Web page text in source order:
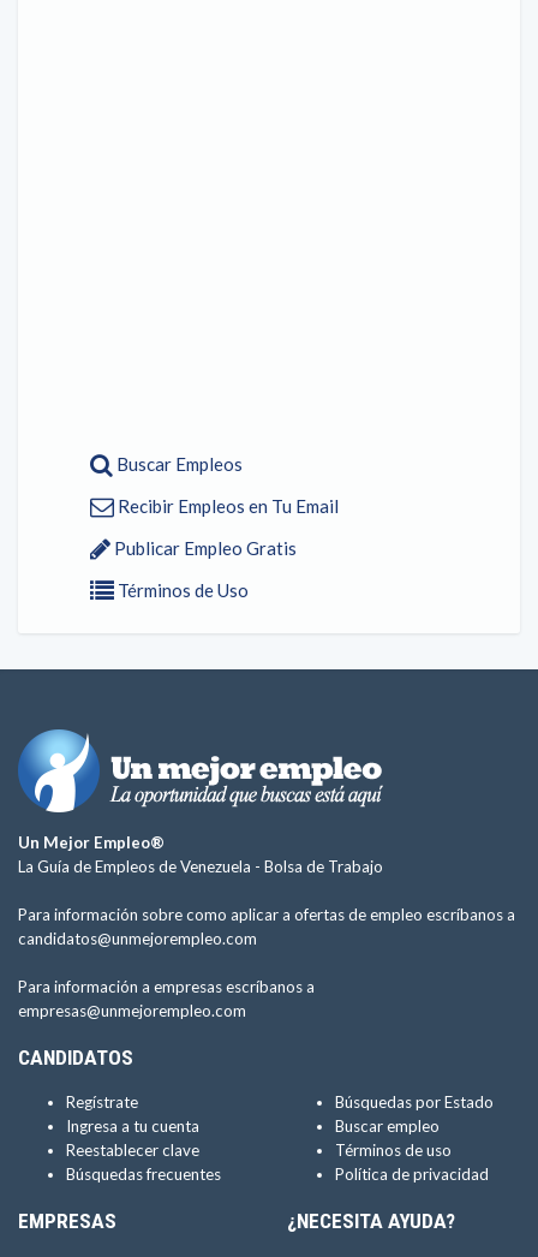
Buscar Empleos
Recibir Empleos en Tu Email
Publicar Empleo Gratis
Términos de Uso
Un Mejor Empleo®
La Guía de Empleos de Venezuela - Bolsa de Trabajo
Para información sobre como aplicar a ofertas de empleo escríbanos a
candidatos@unmejorempleo.com
Para información a empresas escríbanos a
empresas@unmejorempleo.com
CANDIDATOS
Regístrate
Ingresa a tu cuenta
Reestablecer clave
Búsquedas frecuentes
Búsquedas por Estado
Buscar empleo
Términos de uso
Política de privacidad
EMPRESAS ¿NECESITA AYUDA?